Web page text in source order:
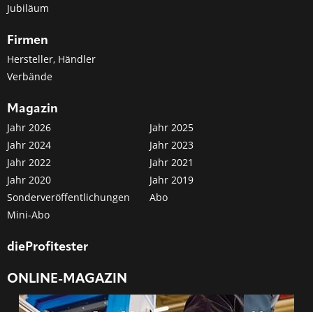
Jubiläum
Firmen
Hersteller, Händler
Verbände
Magazin
Jahr 2026
Jahr 2025
Jahr 2024
Jahr 2023
Jahr 2022
Jahr 2021
Jahr 2020
Jahr 2019
Sonderveröffentlichungen
Abo
Mini-Abo
dieProfitester
ONLINE-MAGAZIN